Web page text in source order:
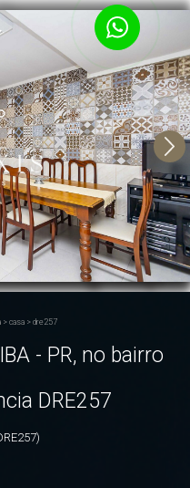
> casa> dre257
- PR, no bairro
DRE257